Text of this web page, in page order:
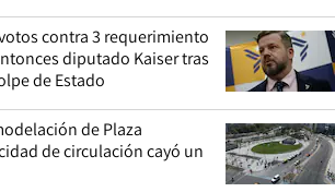
contra 3 requerimiento
diputado Kaiser tras
de Estado
de Plaza
de circulación cayó un